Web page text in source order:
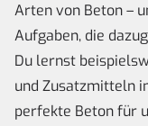
Arten von Beton –
Aufgaben, die
Du lernst
und Zusatzmitteln
perfekte Beton für